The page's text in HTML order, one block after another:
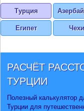
Турция
Египет
РАСЧЁТ
ТУРЦИИ
Полезный калькулятор
Турции для